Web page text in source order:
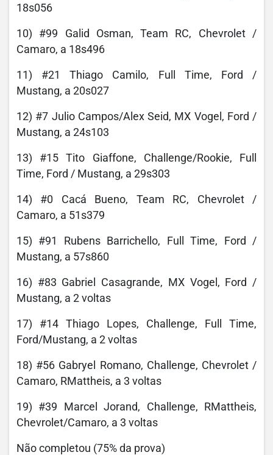
18s056
10) #99 Galid Osman, Team RC, Chevrolet /
Camaro, a 18s496
11) #21 Thiago Camilo, Full Time, Ford /
Mustang, a 20s027
12) #7 Julio Campos/Alex Seid, MX Vogel, Ford /
Mustang, a 24s103
13) #15 Tito Giaffone, Challenge/Rookie, Full
Time, Ford / Mustang, a 29s303
14) #0 Cacá Bueno, Team RC, Chevrolet /
Camaro, a 51s379
15) #91 Rubens Barrichello, Full Time, Ford /
Mustang, a 57s860
16) #83 Gabriel Casagrande, MX Vogel, Ford /
Mustang, a 2 voltas
17) #14 Thiago Lopes, Challenge, Full Time,
Ford/Mustang, a 2 voltas
18) #56 Gabryel Romano, Challenge, Chevrolet /
Camaro, RMattheis, a 3 voltas
19) #39 Marcel Jorand, Challenge, RMattheis,
Chevrolet/Camaro, a 3 voltas
Não completou (75% da prova)